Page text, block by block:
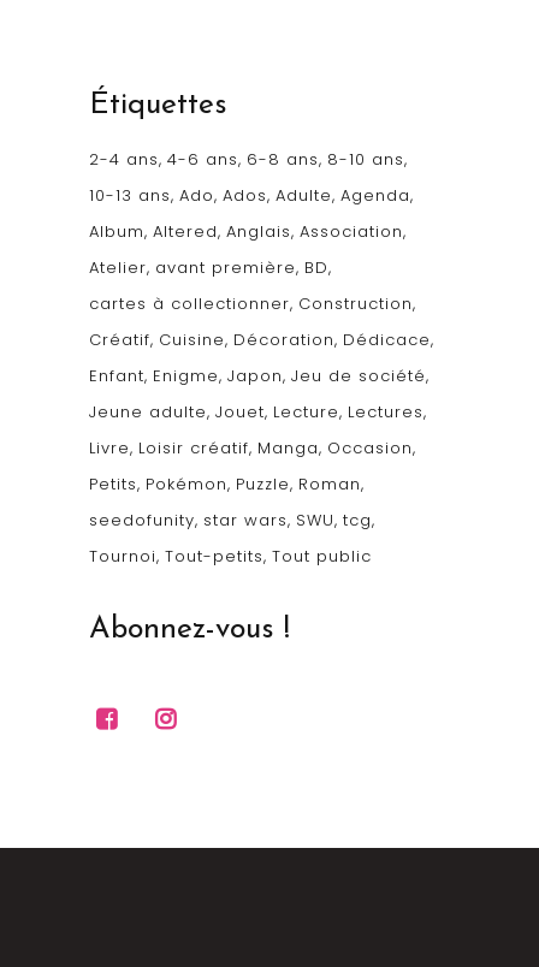
Étiquettes
2-4 ans 4-6 ans 6-8 ans 8-10 ans
10-13 ans Ado Ados Adulte Agenda
Album Altered Anglais Association
Atelier avant première BD
cartes à collectionner Construction
Créatif Cuisine Décoration Dédicace
Enfant Enigme Japon Jeu de société
Jeune adulte Jouet Lecture Lectures
Livre Loisir créatif Manga Occasion
Petits Pokémon Puzzle Roman
seedofunity star wars SWU tcg
Tournoi Tout-petits Tout public
Abonnez-vous !